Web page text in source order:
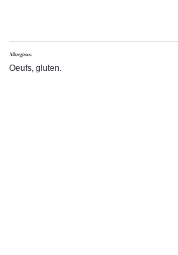
Allergènes
Oeufs, gluten.